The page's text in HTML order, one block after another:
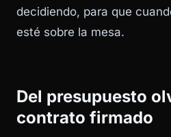
decidiendo, para que
esté sobre la mesa.
Del presupuesto
contrato firmado